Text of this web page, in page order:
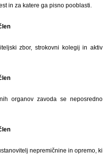
in za katere ga pisno pooblasti.
zbor, strokovni kolegij in aktiv
organov zavoda se neposredno
nepremičnine in opremo, ki